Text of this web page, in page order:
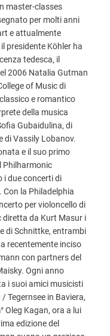
master-classes
per molti anni
e attualmente
presidente Köhler ha
tedesca, il
2006 Natalia Gutman
of Music di
e romantico
della musica
Gubaidulina, di
di Vassily Lobanov.
e il suo primo
Philharmonic
i due concerti di
Con la Philadelphia
per violoncello di
diretta da Kurt Masur i
di Schnittke, entrambi
recentemente inciso
con partners del
Ogni anno
i suoi amici musicisti
Tegernsee in Baviera,
Oleg Kagan, ora a lui
edizione del